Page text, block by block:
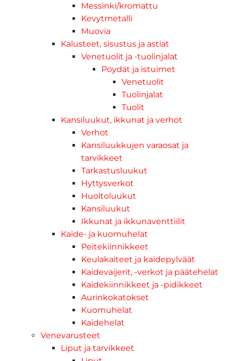
Messinki/kromattu
Kevytmetalli
Muovia
Kalusteet, sisustus ja astiat
Venetuolit ja -tuolinjalat
Pöydät ja istuimet
Venetuolit
Tuolinjalat
Tuolit
Kansiluukut, ikkunat ja verhot
Verhot
Kansiluukkujen varaosat ja
tarvikkeet
Tarkastusluukut
Hyttysverkot
Huoltoluukut
Kansiluukut
Ikkunat ja ikkunaventtiilit
Kaide- ja kuomuhelat
Peitekiinnikkeet
Keulakaiteet ja kaidepylväät
Kaidevaijerit, -verkot ja päätehelat
Kaidekiinnikkeet ja -pidikkeet
Aurinkokatokset
Kuomuhelat
Kaidehelat
Venevarusteet
Liput ja tarvikkeet